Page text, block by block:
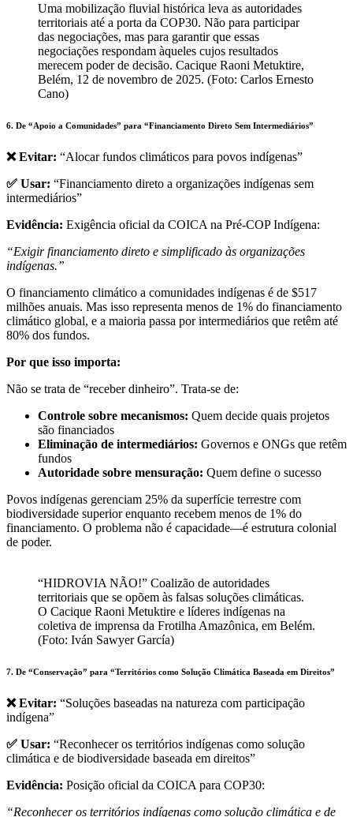
Uma mobilização fluvial histórica leva as autoridades
territoriais até a porta da COP30. Não para participar
das negociações, mas para garantir que essas
negociações respondam àqueles cujos resultados
merecem poder de decisão. Cacique Raoni Metuktire,
Belém, 12 de novembro de 2025. (Foto: Carlos Ernesto
Cano)
6. De “Apoio a Comunidades” para “Financiamento Direto Sem Intermediários”
❌ Evitar: “Alocar fundos climáticos para povos indígenas”
✅ Usar: “Financiamento direto a organizações indígenas sem
intermediários”
Evidência: Exigência oficial da COICA na Pré-COP Indígena:
“Exigir financiamento direto e simplificado às organizações
indígenas.”
O financiamento climático a comunidades indígenas é de $517
milhões anuais. Mas isso representa menos de 1% do financiamento
climático global, e a maioria passa por intermediários que retêm até
80% dos fundos.
Por que isso importa:
Não se trata de “receber dinheiro”. Trata-se de:
Controle sobre mecanismos: Quem decide quais projetos
são financiados
Eliminação de intermediários: Governos e ONGs que retêm
fundos
Autoridade sobre mensuração: Quem define o sucesso
Povos indígenas gerenciam 25% da superfície terrestre com
biodiversidade superior enquanto recebem menos de 1% do
financiamento. O problema não é capacidade—é estrutura colonial
de poder.
“HIDROVIA NÃO!” Coalizão de autoridades
territoriais que se opõem às falsas soluções climáticas.
O Cacique Raoni Metuktire e líderes indígenas na
coletiva de imprensa da Frotilha Amazônica, em Belém.
(Foto: Iván Sawyer García)
7. De “Conservação” para “Territórios como Solução Climática Baseada em Direitos”
❌ Evitar: “Soluções baseadas na natureza com participação
indígena”
✅ Usar: “Reconhecer os territórios indígenas como solução
climática e de biodiversidade baseada em direitos”
Evidência: Posição oficial da COICA para COP30:
“Reconhecer os territórios indígenas como solução climática e de